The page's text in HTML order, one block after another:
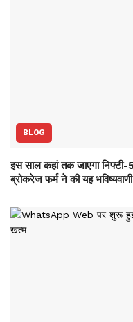
BLOG
इस साल कहां तक जाएगा
ब्रोकरेज फर्म ने की यह भविष्‍यवाणी